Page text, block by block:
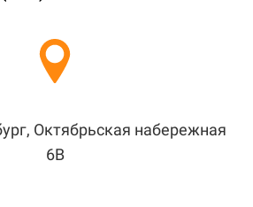
Октябрьская набережная
6В